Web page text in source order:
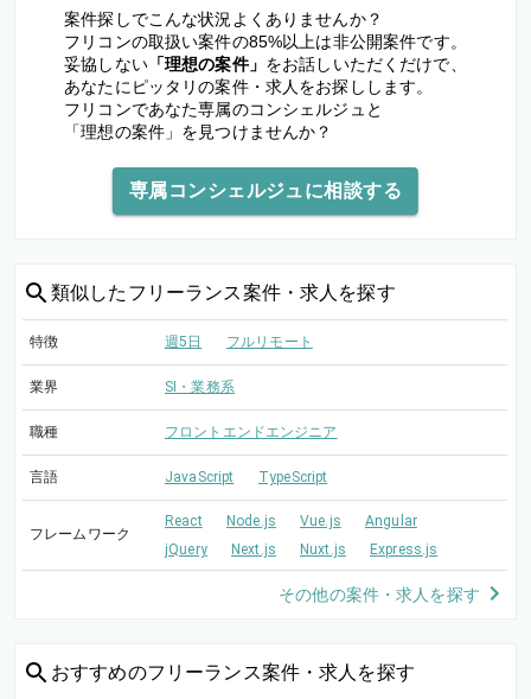
案件探しでこんな状況よくありませんか？
フリコンの取扱い案件の85%以上は非公開案件です。
妥協しない「理想の案件」 をお話しいただくだけで、
あなたにピッタリの案件・求人をお探しします。
フリコンであなた専属のコンシェルジュと
「理想の案件」を見つけませんか？
専属コンシェルジュに相談する
類似した フリーランス案件・求人を探す
特徴 週5日 フルリモート
業界 SI・業務系
職種 フロントエンドエンジニア
言語 JavaScript TypeScript
フレームワーク
React Node.js Vue.js
Angular
jQuery
Next.js Nuxt.js Express.js
その他の案件・求人を探す
おすすめのフリーランス案件・求人を探す